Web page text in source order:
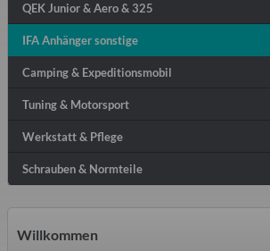
QEK Junior & Aero & 325
IFA Anhänger sonstige
Camping & Expeditionsmobil
Tuning & Motorsport
Werkstatt & Pflege
Schrauben & Normteile
Willkommen